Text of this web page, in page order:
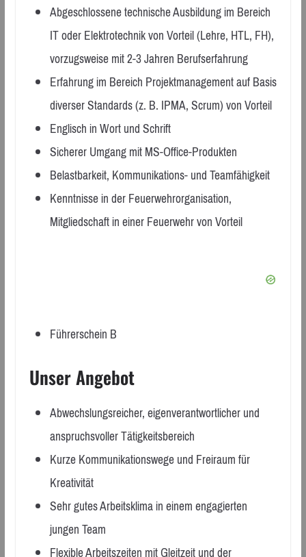
Abgeschlossene technische Ausbildung im Bereich
IT oder Elektrotechnik von Vorteil (Lehre, HTL, FH),
vorzugsweise mit 2-3 Jahren Berufserfahrung
Erfahrung im Bereich Projektmanagement auf Basis
diverser Standards (z. B. IPMA, Scrum) von Vorteil
Englisch in Wort und Schrift
Sicherer Umgang mit MS-Office-Produkten
Belastbarkeit, Kommunikations- und Teamfähigkeit
Kenntnisse in der Feuerwehrorganisation,
Mitgliedschaft in einer Feuerwehr von Vorteil
Führerschein B
Unser Angebot
Abwechslungsreicher, eigenverantwortlicher und
anspruchsvoller Tätigkeitsbereich
Kurze Kommunikationswege und Freiraum für
Kreativität
Sehr gutes Arbeitsklima in einem engagierten
jungen Team